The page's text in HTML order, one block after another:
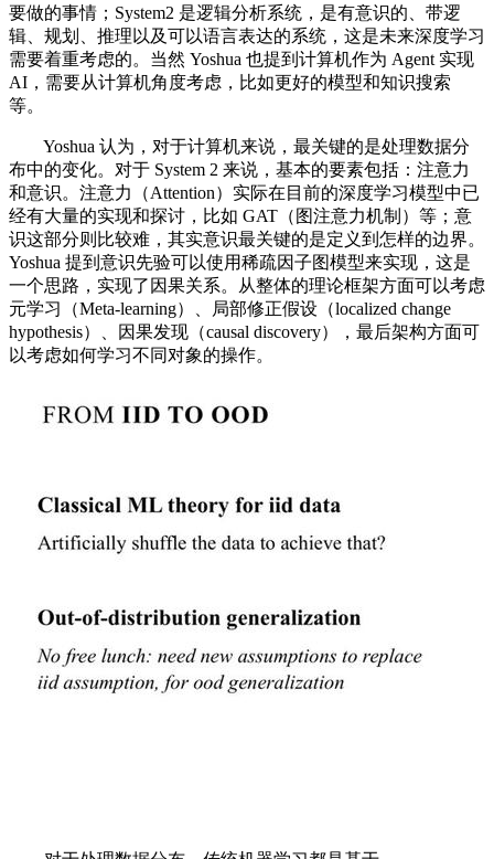
要做的事情；System2 是逻辑分析系统，是有意识的、带逻
辑、规划、推理以及可以语言表达的系统，这是未来深度学习
需要着重考虑的。当然 Yoshua 也提到计算机作为 Agent 实现
AI，需要从计算机角度考虑，比如更好的模型和知识搜索
等。
Yoshua 认为，对于计算机来说，最关键的是处理数据分
布中的变化。对于 System 2 来说，基本的要素包括：注意力
和意识。注意力（Attention）实际在目前的深度学习模型中已
经有大量的实现和探讨，比如 GAT（图注意力机制）等；意
识这部分则比较难，其实意识最关键的是定义到怎样的边界。
Yoshua 提到意识先验可以使用稀疏因子图模型来实现，这是
一个思路，实现了因果关系。从整体的理论框架方面可以考虑
元学习（Meta-learning）、局部修正假设（localized change
hypothesis）、因果发现（causal discovery），最后架构方面可
以考虑如何学习不同对象的操作。